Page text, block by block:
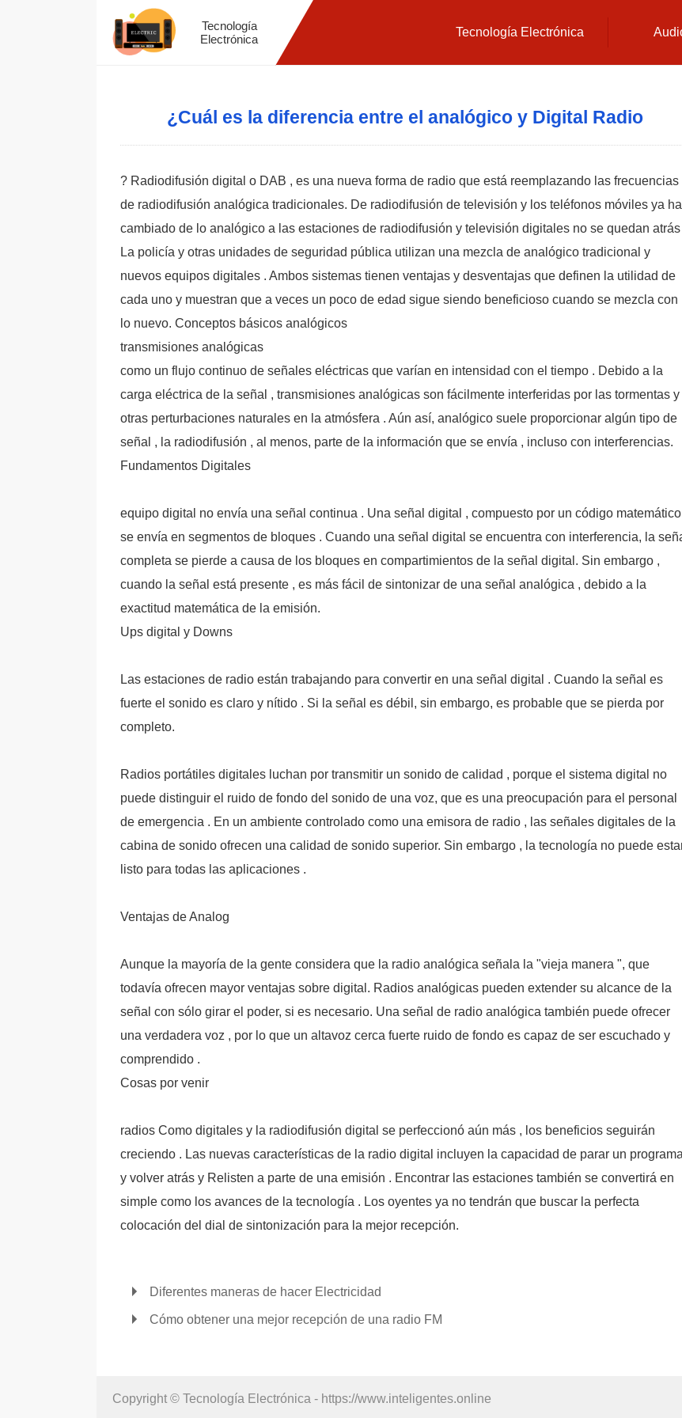
Tecnología
Electrónica
Tecnología Electrónica
¿Cuál es la diferencia entre el analógico y Digital Radio
? Radiodifusión digital o DAB , es una nueva forma de radio que está reemplazando las frecuencias
de radiodifusión analógica tradicionales. De radiodifusión de televisión y los teléfonos móviles ya
cambiado de lo analógico a las estaciones de radiodifusión y televisión digitales no se quedan atrás
La policía y otras unidades de seguridad pública utilizan una mezcla de analógico tradicional y
nuevos equipos digitales . Ambos sistemas tienen ventajas y desventajas que definen la utilidad de
cada uno y muestran que a veces un poco de edad sigue siendo beneficioso cuando se mezcla con
lo nuevo. Conceptos básicos analógicos
transmisiones analógicas
como un flujo continuo de señales eléctricas que varían en intensidad con el tiempo . Debido a la
carga eléctrica de la señal , transmisiones analógicas son fácilmente interferidas por las tormentas y
otras perturbaciones naturales en la atmósfera . Aún así, analógico suele proporcionar algún tipo de
señal , la radiodifusión , al menos, parte de la información que se envía , incluso con interferencias.
Fundamentos Digitales
equipo digital no envía una señal continua . Una señal digital , compuesto por un código matemático
se envía en segmentos de bloques . Cuando una señal digital se encuentra con interferencia, la
completa se pierde a causa de los bloques en compartimientos de la señal digital. Sin embargo ,
cuando la señal está presente , es más fácil de sintonizar de una señal analógica , debido a la
exactitud matemática de la emisión.
Ups digital y Downs
Las estaciones de radio están trabajando para convertir en una señal digital . Cuando la señal es
fuerte el sonido es claro y nítido . Si la señal es débil, sin embargo, es probable que se pierda por
completo.
Radios portátiles digitales luchan por transmitir un sonido de calidad , porque el sistema digital no
puede distinguir el ruido de fondo del sonido de una voz, que es una preocupación para el personal
de emergencia . En un ambiente controlado como una emisora ​​de radio , las señales digitales de la
cabina de sonido ofrecen una calidad de sonido superior. Sin embargo , la tecnología no puede
listo para todas las aplicaciones .
Ventajas de Analog
Aunque la mayoría de la gente considera que la radio analógica señala la "vieja manera ", que
todavía ofrecen mayor ventajas sobre digital. Radios analógicas pueden extender su alcance de la
señal con sólo girar el poder, si es necesario. Una señal de radio analógica también puede ofrecer
una verdadera voz , por lo que un altavoz cerca fuerte ruido de fondo es capaz de ser escuchado y
comprendido .
Cosas por venir
radios Como digitales y la radiodifusión digital se perfeccionó aún más , los beneficios seguirán
creciendo . Las nuevas características de la radio digital incluyen la capacidad de parar un programa
y volver atrás y Relisten a parte de una emisión . Encontrar las estaciones también se convertirá en
simple como los avances de la tecnología . Los oyentes ya no tendrán que buscar la perfecta
colocación del dial de sintonización para la mejor recepción.
Diferentes maneras de hacer Electricidad
Cómo obtener una mejor recepción de una radio FM
Copyright © Tecnología Electrónica - https://www.inteligentes.online